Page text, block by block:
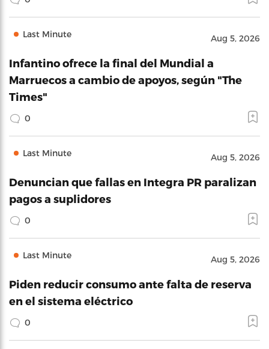
Last Minute Aug 5, 2026
Infantino ofrece la final del Mundial a
Marruecos a cambio de apoyos, según "The
Times"
0
Last Minute Aug 5, 2026
Denuncian que fallas en Integra PR paralizan
pagos a suplidores
0
Last Minute Aug 5, 2026
Piden reducir consumo ante falta de reserva
en el sistema eléctrico
0